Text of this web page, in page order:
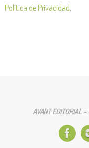
Política de Privacidad
AVANT EDITORIAL -